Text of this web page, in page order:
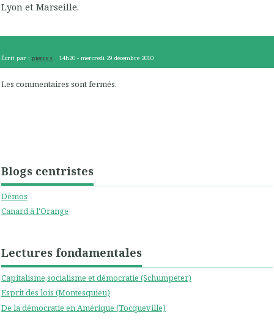
Blogs centristes
Démos
Canard à l'Orange
Lectures fondamentales
Capitalisme,socialisme et démocratie (Schumpeter)
Esprit des lois (Montesquieu)
De la démocratie en Amérique (Tocqueville)
Lyon et Marseille.
Écrit par : pierre s 14h20 -mercredi 29 décembre 2010
Les commentaires sont fermés.